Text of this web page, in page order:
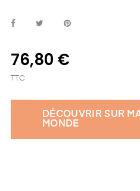
76,80 €
TTC
DÉCOUVRIR SUR
MONDE